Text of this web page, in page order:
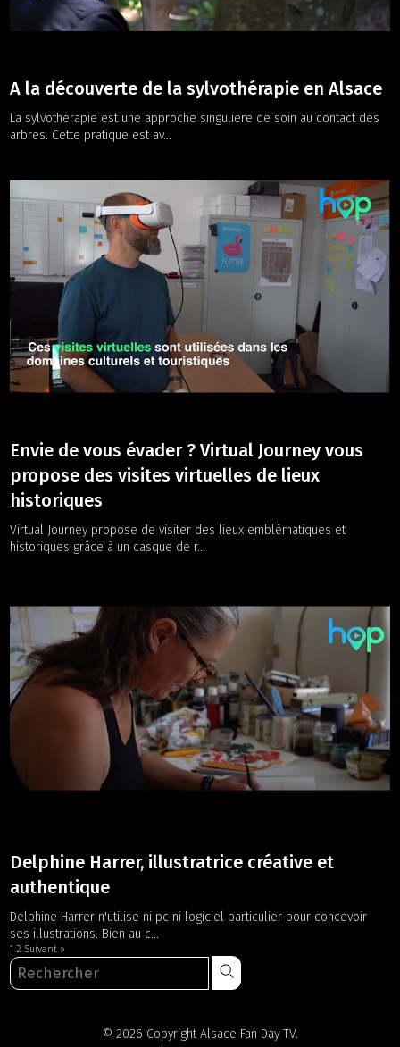
A la découverte de la sylvothérapie en Alsace
La sylvothérapie est une approche singulière de soin au contact des
arbres. Cette pratique est av...
Envie de vous évader ? Virtual Journey vous
propose des visites virtuelles de lieux
historiques
Virtual Journey propose de visiter des lieux emblématiques et
historiques grâce à un casque de r...
Delphine Harrer, illustratrice créative et
authentique
Delphine Harrer n'utilise ni pc ni logiciel particulier pour concevoir
ses illustrations. Bien au c...
1 2 Suivant »
© 2026 Copyright Alsace Fan Day TV.